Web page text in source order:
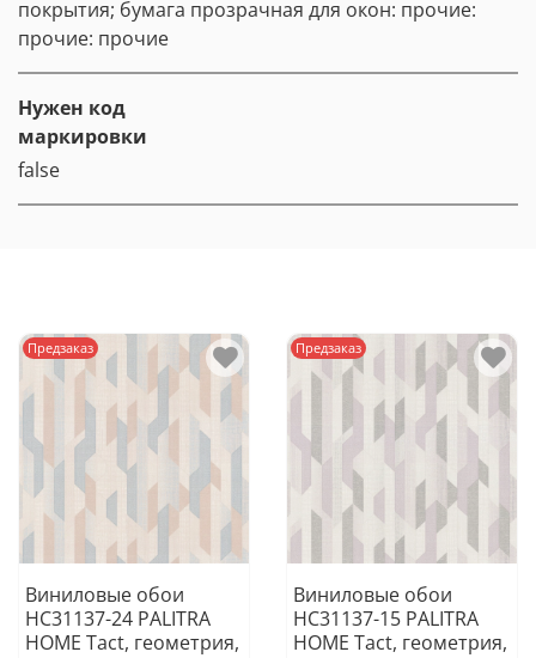
покрытия; бумага прозрачная для окон: прочие:
прочие: прочие
Нужен код
маркировки
false
Предзаказ
Виниловые обои
HC31137-24 PALITRA
HOME Tact, геометрия,
Предзаказ
Виниловые обои
HC31137-15 PALITRA
HOME Tact, геометрия,